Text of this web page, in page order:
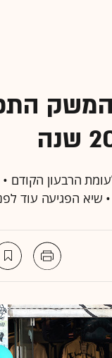
גרוע ממשבר
ראשון של הלמ"ס, המשק התכווץ ב-